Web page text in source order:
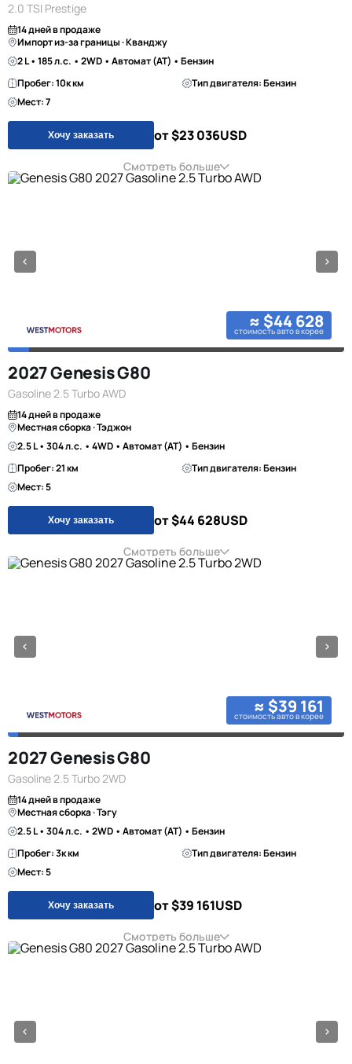
2.0 TSI Prestige
14 дней в продаже
Импорт из-за границы · Кванджу
2 L • 185 л.с. • 2WD • Автомат (AT) • Бензин
Пробег: 10к км
Тип двигателя: Бензин
Мест: 7
Хочу заказать от $23 036USD
Смотреть больше
≈ $44 628
стоимость авто в корее
2027 Genesis G80
Gasoline 2.5 Turbo AWD
14 дней в продаже
Местная сборка · Тэджон
2.5 L • 304 л.с. • 4WD • Автомат (AT) • Бензин
Пробег: 21 км
Тип двигателя: Бензин
Мест: 5
Хочу заказать от $44 628USD
Смотреть больше
≈ $39 161
стоимость авто в корее
2027 Genesis G80
Gasoline 2.5 Turbo 2WD
14 дней в продаже
Местная сборка · Тэгу
2.5 L • 304 л.с. • 2WD • Автомат (AT) • Бензин
Пробег: 3к км
Тип двигателя: Бензин
Мест: 5
Хочу заказать от $39 161USD
Смотреть больше